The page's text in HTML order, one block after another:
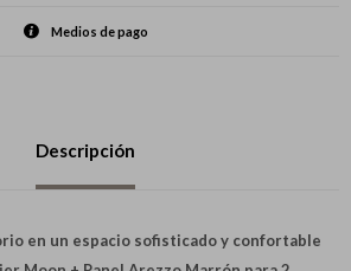
Medios de pago
Descripción
en un espacio sofisticado y confortable